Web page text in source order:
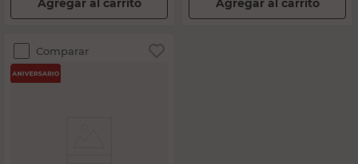
Agregar al carrito Agregar al carrito
Comparar